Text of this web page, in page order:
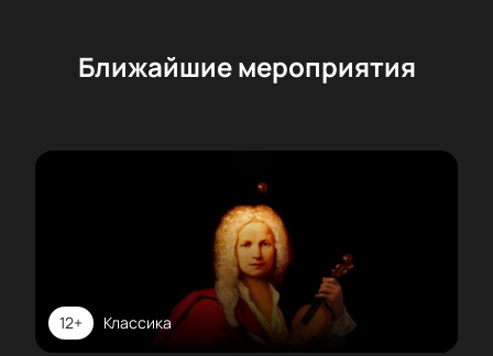
Ближайшие мероприятия
Классика
12+